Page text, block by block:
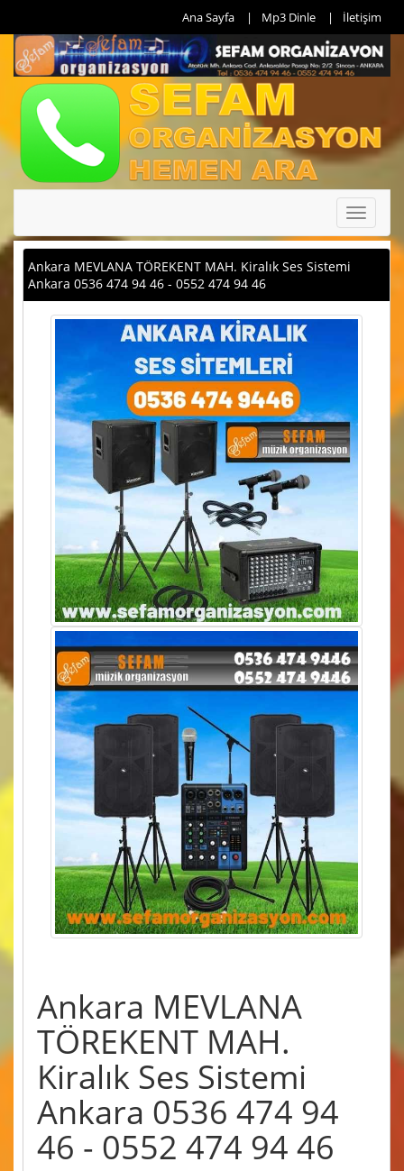
Ana Sayfa Mp3 Dinle İletişim
Toggle
Ankara MEVLANA TÖREKENT MAH. Kiralık Ses Sistemi
Ankara 0536 474 94 46 - 0552 474 94 46
Ankara MEVLANA
TÖREKENT MAH.
Kiralık Ses Sistemi
Ankara 0536 474 94
46 - 0552 474 94 46